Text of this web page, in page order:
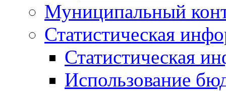
Муниципальный
Статистическая
Статистическая
Использование